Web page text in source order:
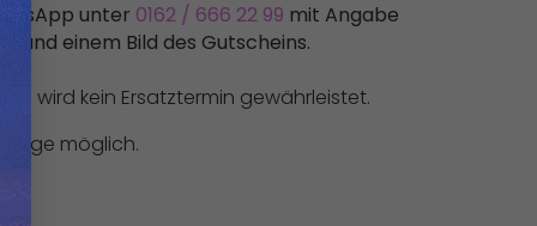
unter 0162 / 666 22 99 mit Angabe
und einem Bild des Gutscheins.
wird kein Ersatztermin gewährleistet.
möglich.